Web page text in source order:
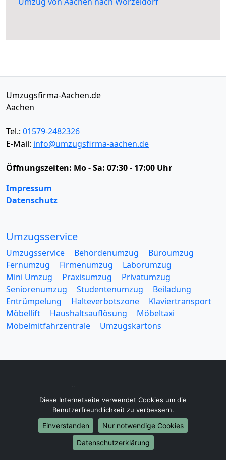
Umzugsfirma-Aachen.de
Aachen
Tel.: 01579-2482326
E-Mail: info@umzugsfirma-aachen.de
Öffnungszeiten: Mo - Sa: 07:30 - 17:00 Uhr
Impressum
Datenschutz
Umzugsservice
Umzugsservice Behördenumzug
Büroumzug
Fernumzug
Firmenumzug
Laborumzug
Mini Umzug
Praxisumzug
Privatumzug
Seniorenumzug
Studentenumzug
Beiladung
Entrümpelung
Halteverbotszone
Klaviertransport
Möbellift
Haushaltsauflösung
Möbeltaxi
Möbelmitfahrzentrale
Umzugskartons
Europa-Umzüge
Umzug von Aachen nach Belarus
Umzug von Aachen nach Belgien
Umzug von Aachen nach Bulgarien
Umzug von Aachen nach Dänemark
Diese Internetseite verwendet Cookies um die
Benutzerfreundlichkeit zu verbessern.
Einverstanden
Nur notwendige Cookies
Datenschutzerklärung